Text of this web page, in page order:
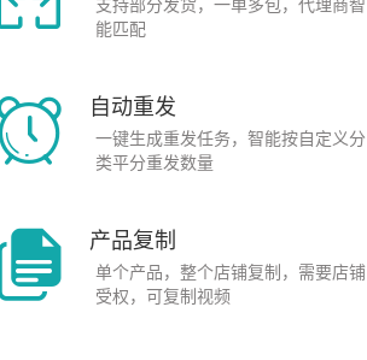
支持部分发货，一单多包，代理商智
能匹配
自动重发
一键生成重发任务，智能按自定义分
类平分重发数量
产品复制
单个产品，整个店铺复制，需要店铺
受权，可复制视频